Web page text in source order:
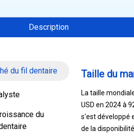
Description
du fil dentaire
du
Taille du
La taille
USD en 2024 à
s'est développé
de la